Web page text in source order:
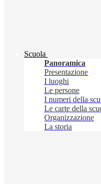
Scuola
Panoramica
Presentazione
I luoghi
Le persone
I numeri della
Le carte della
Organizzazione
La storia